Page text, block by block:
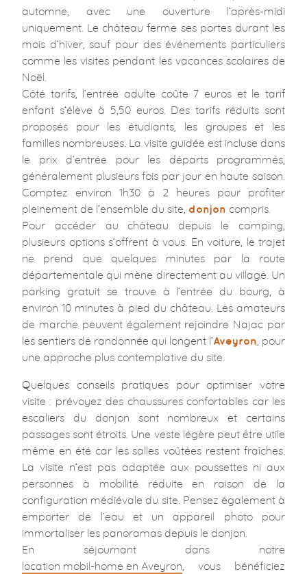
automne, avec une ouverture l’après-midi
uniquement. Le château ferme ses portes durant les
mois d’hiver, sauf pour des événements particuliers
comme les visites pendant les vacances scolaires de
Noël.
Côté tarifs, l’entrée adulte coûte 7 euros et le tarif
enfant s’élève à 5,50 euros. Des tarifs réduits sont
proposés pour les étudiants, les groupes et les
familles nombreuses. La visite guidée est incluse dans
le prix d’entrée pour les départs programmés,
généralement plusieurs fois par jour en haute saison.
Comptez environ 1h30 à 2 heures pour profiter
pleinement de l’ensemble du site, donjon compris.
Pour accéder au château depuis le camping,
plusieurs options s’offrent à vous. En voiture, le trajet
ne prend que quelques minutes par la route
départementale qui mène directement au village. Un
parking gratuit se trouve à l’entrée du bourg, à
environ 10 minutes à pied du château. Les amateurs
de marche peuvent également rejoindre Najac par
les sentiers de randonnée qui longent l’Aveyron , pour
une approche plus contemplative du site.
Quelques conseils pratiques pour optimiser votre
visite : prévoyez des chaussures confortables car les
escaliers du donjon sont nombreux et certains
passages sont étroits. Une veste légère peut être utile
même en été car les salles voûtées restent fraîches.
La visite n’est pas adaptée aux poussettes ni aux
personnes à mobilité réduite en raison de la
configuration médiévale du site. Pensez également à
emporter de l’eau et un appareil photo pour
immortaliser les panoramas depuis le donjon.
En séjournant dans notre
location mobil-home en Aveyron , vous bénéficiez